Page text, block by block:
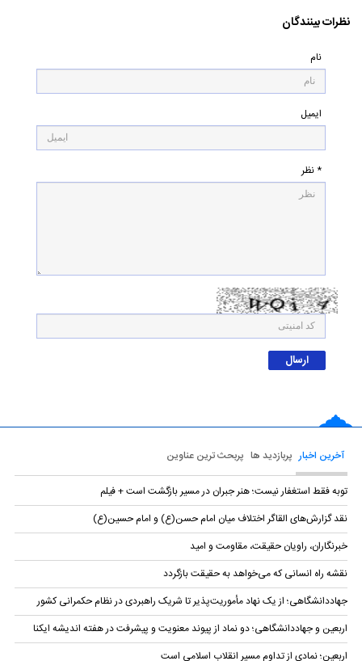
نظرات بینندگان
نام
ایمیل
* نظر
آخرین اخبار پربازدید ها پربحث ترین عناوین
توبه فقط استغفار نیست؛ هنر جبران در مسیر بازگشت است + فیلم
نقد گزارش‌های القاگر اختلاف میان امام حسن(ع) و امام حسین(ع)
خبرنگاران، راویان حقیقت، مقاومت و امید
نقشه راه انسانی که می‌خواهد به حقیقت بازگردد
جهاددانشگاهی؛ از یک نهاد مأموریت‌پذیر تا شریک راهبردی در نظام حکمرانی کشور
اربعین و جهاددانشگاهی؛ دو نماد از پیوند معنویت و پیشرفت در هفته اندیشه ایکنا
اربعین؛ نمادی از تداوم مسیر انقلاب اسلامی است